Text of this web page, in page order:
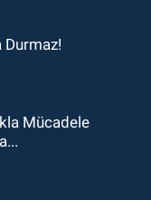
Durmaz!
Mücadele